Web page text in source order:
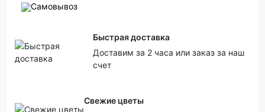
Самовывоз
Быстрая доставка
Доставим за 2 часа или заказ за наш
счет
Свежие цветы